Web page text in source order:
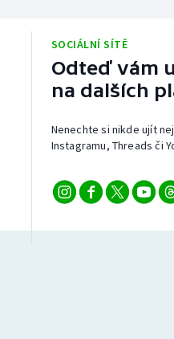
SOCIÁLNÍ SÍTĚ
Odteď vám
na dalších
Nenechte si nikde ujít
Instagramu, Threads či